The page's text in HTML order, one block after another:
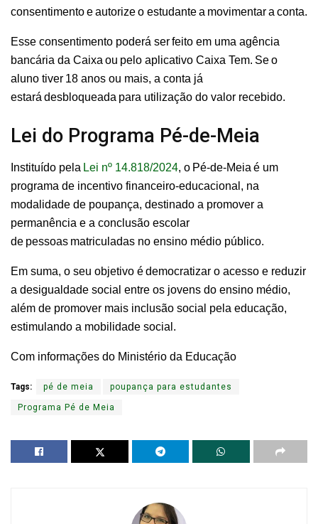
consentimento e autorize o estudante a movimentar a conta.
Esse consentimento poderá ser feito em uma agência
bancária da Caixa ou pelo aplicativo Caixa Tem. Se o
aluno tiver 18 anos ou mais, a conta já
estará desbloqueada para utilização do valor recebido.
Lei do Programa Pé-de-Meia
Instituído pela Lei nº 14.818/2024, o Pé-de-Meia é um
programa de incentivo financeiro-educacional, na
modalidade de poupança, destinado a promover a
permanência e a conclusão escolar
de pessoas matriculadas no ensino médio público.
Em suma, o seu objetivo é democratizar o acesso e reduzir
a desigualdade social entre os jovens do ensino médio,
além de promover mais inclusão social pela educação,
estimulando a mobilidade social.
Com informações do Ministério da Educação
Tags: pé de meia poupança para estudantes
Programa Pé de Meia